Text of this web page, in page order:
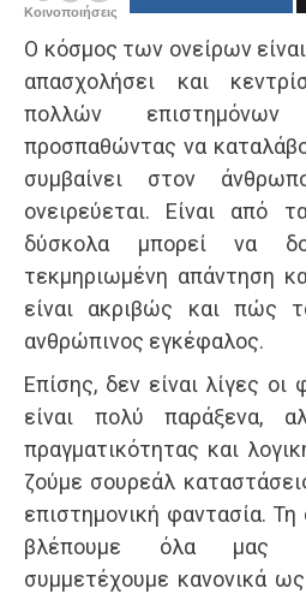
Κοινοποιήσεις
Ο κόσμος των ονείρων
απασχολήσει και
πολλών
προσπαθώντας να
συμβαίνει στον
ονειρεύεται. Είναι από
δύσκολα μπορεί να
τεκμηριωμένη απάντηση
είναι ακριβώς και πώς
ανθρώπινος εγκέφαλος.
Επίσης, δεν είναι λίγες
είναι πολύ παράξενα,
πραγματικότητας και
ζούμε σουρεάλ
επιστημονική φαντασία.
βλέπουμε όλα μας
συμμετέχουμε κανονικά